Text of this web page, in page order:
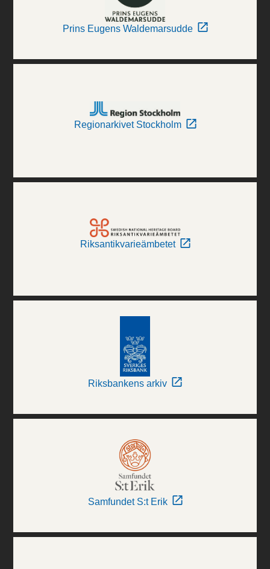
Prins Eugens Waldemarsudde
Regionarkivet Stockholm
Riksantikvarieämbetet
Riksbankens arkiv
Samfundet S:t Erik